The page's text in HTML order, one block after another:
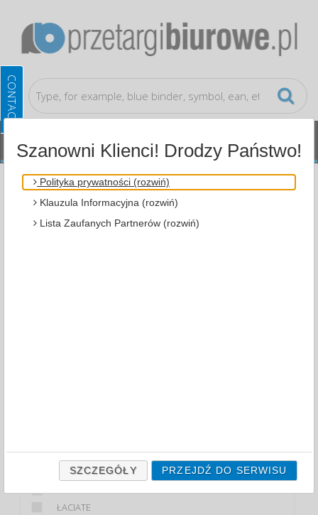
Groceries Milk and cream
GOSTYŃ
MLECZARNIA
POLMLEK
ŁACIATE
Szanowni Klienci! Drodzy Państwo!
Polityka prywatności (rozwiń)
Klauzula Informacyjna (rozwiń)
Lista Zaufanych Partnerów (rozwiń)
SZCZEGÓŁY PRZEJDŹ DO SERWISU